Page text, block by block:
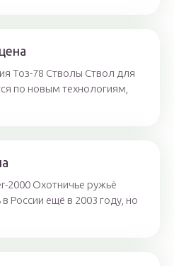
Тоз-78 Стволы Ствол для
по новым технологиям,
2000 Охотничье ружьё
России ещё в 2003 году, но